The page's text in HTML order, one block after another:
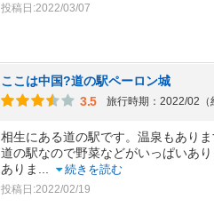
投稿日:2022/03/07
ここは中国?道の駅ペーロン城
3.5
旅行時期：2022/02（
相生にある道の駅です。温泉もありま
道の駅なので野菜などがいっぱいあ
ありま
続きを読む
投稿日:2022/02/19